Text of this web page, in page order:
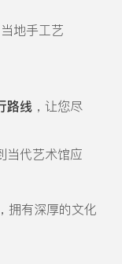
当地手工艺
路线，让您尽
当代艺术馆应
拥有深厚的文化